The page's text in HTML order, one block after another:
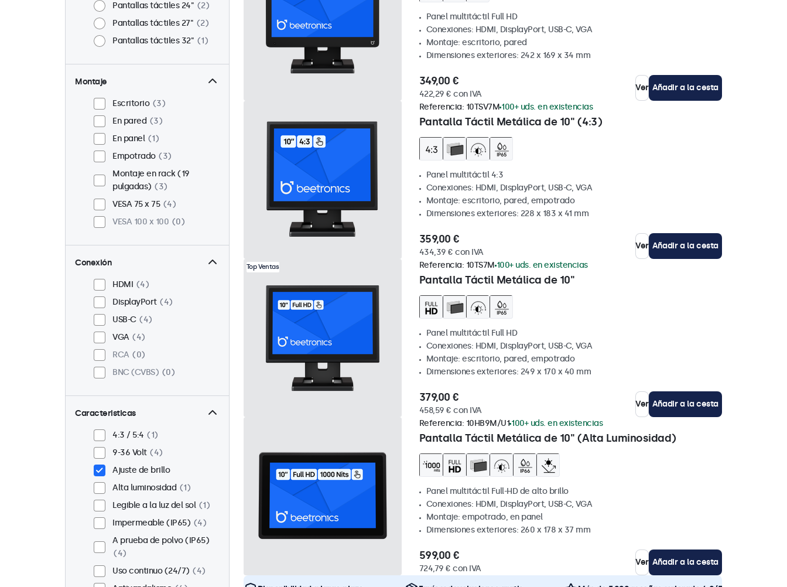
Pantallas táctiles 24"
2
Pantallas táctiles 27"
2
Pantallas táctiles 32"
1
Montaje
Escritorio
3
En pared
3
En panel
1
Empotrado
3
Montaje en rack (19
pulgadas)
3
VESA 75 x 75
4
VESA 100 x 100
0
Conexión
HDMI
4
DisplayPort
4
USB-C
4
VGA
4
RCA
0
BNC (CVBS)
0
Caracteristicas
4:3 / 5:4
1
9-36 Volt
4
Ajuste de brillo
Alta luminosidad
1
Legible a la luz del sol
1
Impermeable (IP65)
4
A prueba de polvo (IP65)
4
Uso continuo (24/7)
4
Panel multitáctil Full HD
Conexiones: HDMI, DisplayPort, USB-C, VGA
Montaje: escritorio, pared
Dimensiones exteriores: 242 x 169 x 34 mm
349,00 €
422,29 € con IVA
Ver Añadir a la cesta
Pantalla Táctil Metálica de 10" (4:3)
Referencia: 10TSV7M 100+ uds. en existencias
Panel multitáctil 4:3
Conexiones: HDMI, DisplayPort, USB-C, VGA
Montaje: escritorio, pared, empotrado
Dimensiones exteriores: 228 x 183 x 41 mm
359,00 €
434,39 € con IVA
Ver Añadir a la cesta
Top Ventas
Pantalla Táctil Metálica de 10"
Referencia: 10TS7M 100+ uds. en existencias
Panel multitáctil Full HD
Conexiones: HDMI, DisplayPort, USB-C, VGA
Montaje: escritorio, pared, empotrado
Dimensiones exteriores: 249 x 170 x 40 mm
379,00 €
458,59 € con IVA
Ver Añadir a la cesta
Pantalla Táctil Metálica de 10" (Alta Luminosidad)
Referencia: 10HB9M/U1 100+ uds. en existencias
Panel multitáctil Full-HD de alto brillo
Conexiones: HDMI, DisplayPort, USB-C, VGA
Montaje: empotrado, en panel
Dimensiones exteriores: 260 x 178 x 37 mm
599,00 €
724,79 € con IVA
Ver Añadir a la cesta